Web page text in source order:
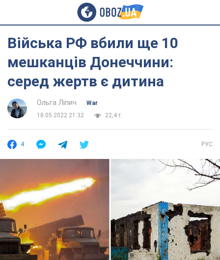
Війська РФ вбили ще 10
мешканців Донеччини:
серед жертв є дитина
Ольга Ліпич
War
18.05.2022 21:32
22,4 т.
4 РУС